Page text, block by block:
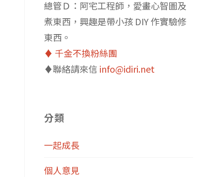
總管Ｄ：阿宅工程師，愛畫心智圖及
煮東西，興趣是帶小孩 DIY 作實驗修
東西。
♦️ 千金不換粉絲團
♦️聯絡請來信 info@idiri.net
分類
一起成長
個人意見